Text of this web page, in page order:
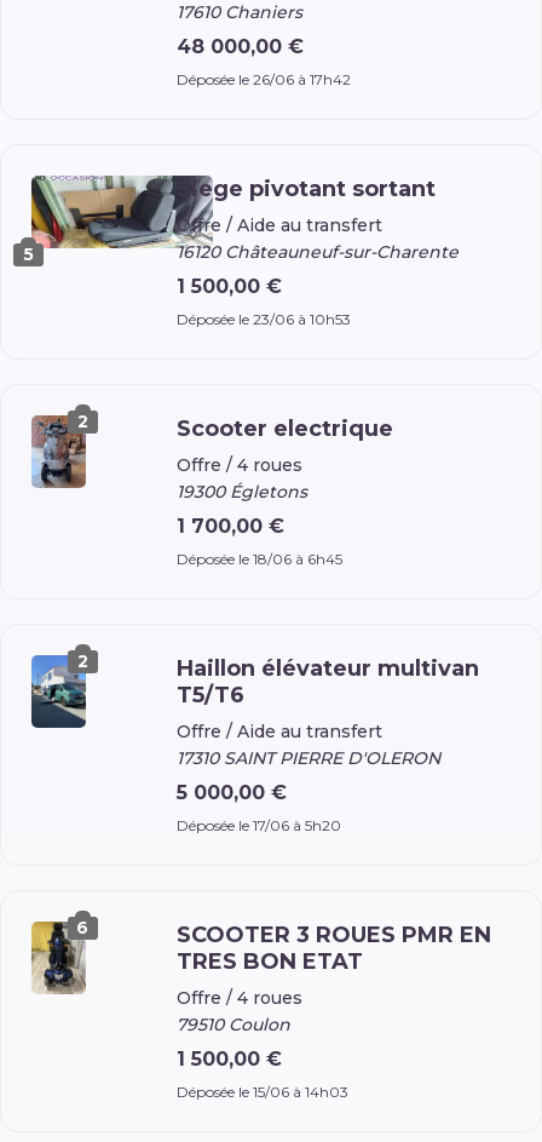
17610 Chaniers
48 000,00 €
Déposée le 26/06 à 17h42
5
Siege pivotant sortant
Offre / Aide au transfert
16120 Châteauneuf-sur-Charente
1 500,00 €
Déposée le 23/06 à 10h53
2 Scooter electrique
Offre / 4 roues
19300 Égletons
1 700,00 €
Déposée le 18/06 à 6h45
2
Haillon élévateur multivan
T5/T6
Offre / Aide au transfert
17310 SAINT PIERRE D'OLERON
5 000,00 €
Déposée le 17/06 à 5h20
6
SCOOTER 3 ROUES PMR EN
TRES BON ETAT
Offre / 4 roues
79510 Coulon
1 500,00 €
Déposée le 15/06 à 14h03